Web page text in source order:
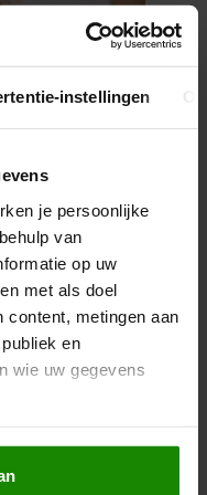
instellingen
je persoonlijke
van
op uw
met als doel
content, metingen aan
en
wie uw gegevens
uw geografische
‘m in huis